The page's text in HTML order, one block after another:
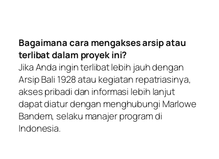
Bagaimana cara mengakses arsip atau
terlibat dalam proyek ini?
Jika Anda ingin terlibat lebih jauh dengan
Arsip Bali 1928 atau kegiatan repatriasinya,
akses pribadi dan informasi lebih lanjut
dapat diatur dengan menghubungi Marlowe
Bandem, selaku manajer program di
Indonesia.